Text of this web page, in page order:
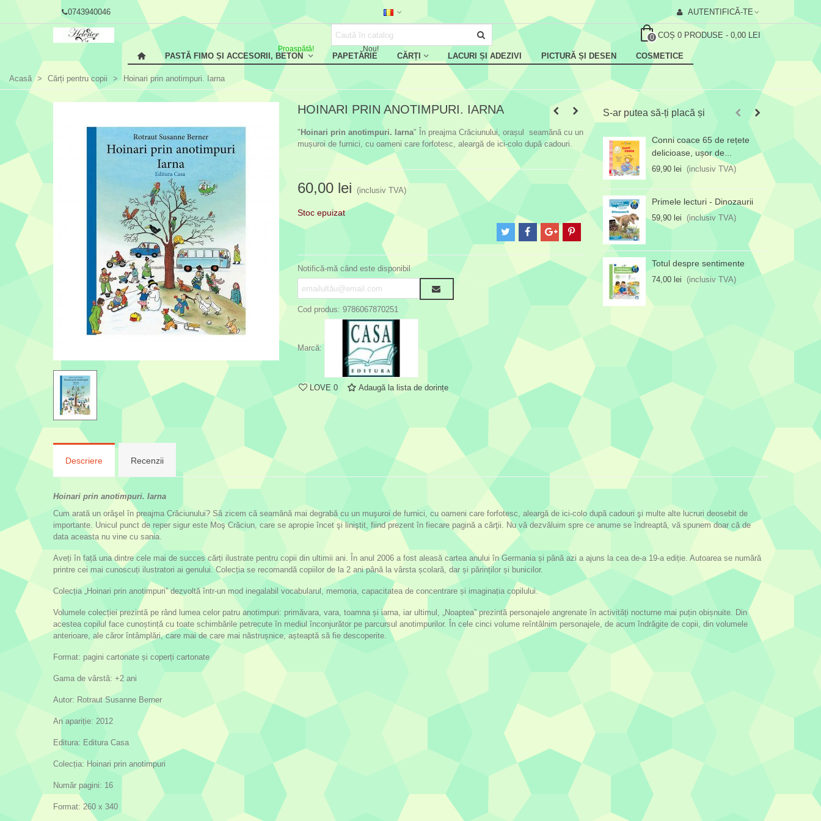
0743940046 AUTENTIFICĂ-TE
0 COȘ 0 PRODUSE - 0,00 LEI
PASTĂ FIMO ȘI ACCESORII, BETON
Proaspătă!
PAPETĂRIE
Nou!
CĂRȚI LACURI ȘI ADEZIVI PICTURĂ ȘI DESEN COSMETICE
Acasă > Cărți pentru copii > Hoinari prin anotimpuri. Iarna
HOINARI PRIN ANOTIMPURI. IARNA
" Hoinari prin anotimpuri. Iarna" În preajma Crăciunului, orașul seamănă cu un
mușuroi de furnici, cu oameni care forfotesc, aleargă de ici-colo după cadouri.
60,00 lei (inclusiv TVA)
Stoc epuizat
Notifică-mă când este disponibil
Cod produs: 9786067870251
Marcă:
LOVE 0 Adaugă la lista de dorințe
S-ar putea să-ți placă și
Conni coace 65 de rețete
delicioase, ușor de...
69,90 lei (inclusiv TVA)
Primele lecturi - Dinozaurii
59,90 lei (inclusiv TVA)
Totul despre sentimente
74,00 lei (inclusiv TVA)
Descriere Recenzii
Hoinari prin anotimpuri. Iarna
Cum arată un orăşel în preajma Crăciunului? Să zicem că seamănă mai degrabă cu un muşuroi de furnici, cu oameni care forfotesc, aleargă de ici-colo după cadouri şi multe alte lucruri deosebit de
importante. Unicul punct de reper sigur este Moş Crăciun, care se apropie încet şi liniştit, fiind prezent în fiecare pagină a cărţii. Nu vă dezvăluim spre ce anume se îndreaptă, vă spunem doar că de
data aceasta nu vine cu sania.
Aveți în față una dintre cele mai de succes cărți ilustrate pentru copii din ultimii ani. În anul 2006 a fost aleasă cartea anului în Germania și până azi a ajuns la cea de-a 19-a ediție. Autoarea se numără
printre cei mai cunoscuți ilustratori ai genului. Colecția se recomandă copiilor de la 2 ani până la vârsta școlară, dar și părinților și bunicilor.
Colecția „Hoinari prin anotimpuri” dezvoltă într-un mod inegalabil vocabularul, memoria, capacitatea de concentrare și imaginația copilului.
Volumele colecției prezintă pe rând lumea celor patru anotimpuri: primăvara, vara, toamna și iarna, iar ultimul, „Noaptea” prezintă personajele angrenate în activități nocturne mai puțin obișnuite. Din
acestea copilul face cunoștință cu toate schimbările petrecute în mediul înconjurător pe parcursul anotimpurilor. În cele cinci volume reîntâlnim personajele, de acum îndrăgite de copii, din volumele
anterioare, ale căror întâmplări, care mai de care mai năstrușnice, așteaptă să fie descoperite.
Format: pagini cartonate și coperți cartonate
Gama de vârstă: +2 ani
Autor: Rotraut Susanne Berner
An apariție: 2012
Editura: Editura Casa
Colecția: Hoinari prin anotimpuri
Număr pagini: 16
Format: 260 x 340